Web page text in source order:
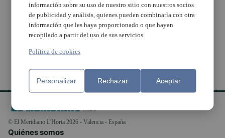
redueix la factura
elèctrica en un 40% des
de 2015
© El Meridiano L'Horta 2026 - Valencia - España
Quiénes somos
información sobre su uso de nuestro sitio con nuestros socios
de publicidad y análisis, quienes pueden combinarla con otra
información que les haya proporcionado o que hayan
recopilado a partir del uso de sus servicios.
Política de cookies
Personalizar Rechazar Aceptar